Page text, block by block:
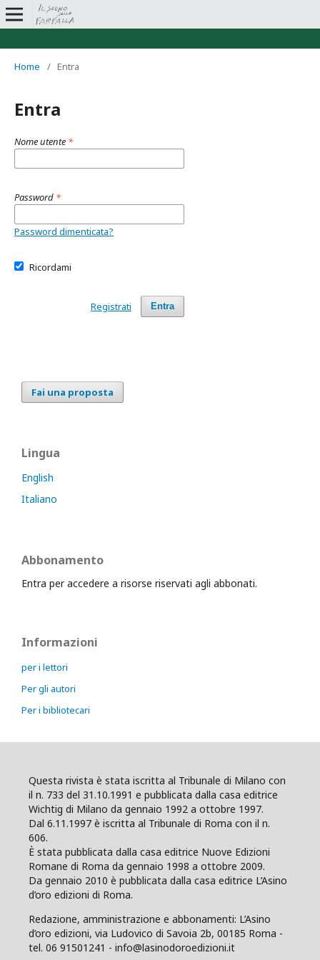
Home / Entra
Entra
Nome utente *
Password *
Password dimenticata?
Ricordami
Entra
Registrati
Fai una proposta
Lingua
English
Italiano
Abbonamento
Entra per accedere a risorse riservati agli abbonati.
Informazioni
per i lettori
Per gli autori
Per i bibliotecari
Questa rivista è stata iscritta al Tribunale di Milano con
il n. 733 del 31.10.1991 e pubblicata dalla casa editrice
Wichtig di Milano da gennaio 1992 a ottobre 1997.
Dal 6.11.1997 è iscritta al Tribunale di Roma con il n.
606.
È stata pubblicata dalla casa editrice Nuove Edizioni
Romane di Roma da gennaio 1998 a ottobre 2009.
Da gennaio 2010 è pubblicata dalla casa editrice L’Asino
d’oro edizioni di Roma.
Redazione, amministrazione e abbonamenti: L’Asino
d’oro edizioni, via Ludovico di Savoia 2b, 00185 Roma -
tel. 06 91501241 - info@lasinodoroedizioni.it